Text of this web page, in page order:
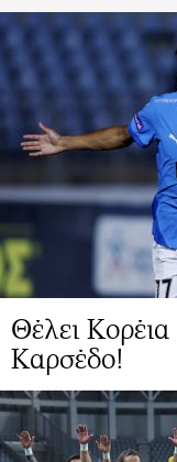
Θέλει
Καρσέδο!